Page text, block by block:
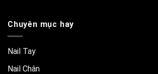
Chuyên mục hay
Nail Tay
Nail Chân